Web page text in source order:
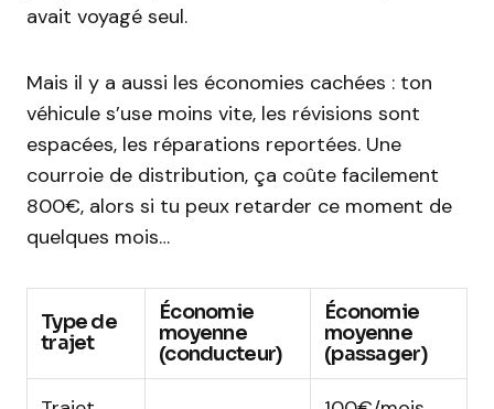
avait voyagé seul.
Mais il y a aussi les économies cachées : ton
véhicule s’use moins vite, les révisions sont
espacées, les réparations reportées. Une
courroie de distribution, ça coûte facilement
800€, alors si tu peux retarder ce moment de
quelques mois…
Type de
trajet
Économie
moyenne
(conducteur)
Économie
moyenne
(passager)